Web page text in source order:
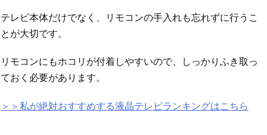
テレビ本体だけでなく、リモコンの手入れも忘れずに行うこ
とが大切です。
リモコンにもホコリが付着しやすいので、しっかりふき取っ
ておく必要があります。
＞＞私が絶対おすすめする液晶テレビランキングはこちら